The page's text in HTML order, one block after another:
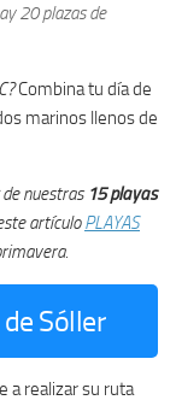
20 plazas de
Combina tu día de
marinos llenos de
nuestras 15 playas
artículoPLAYAS
Sóller
a realizar su ruta